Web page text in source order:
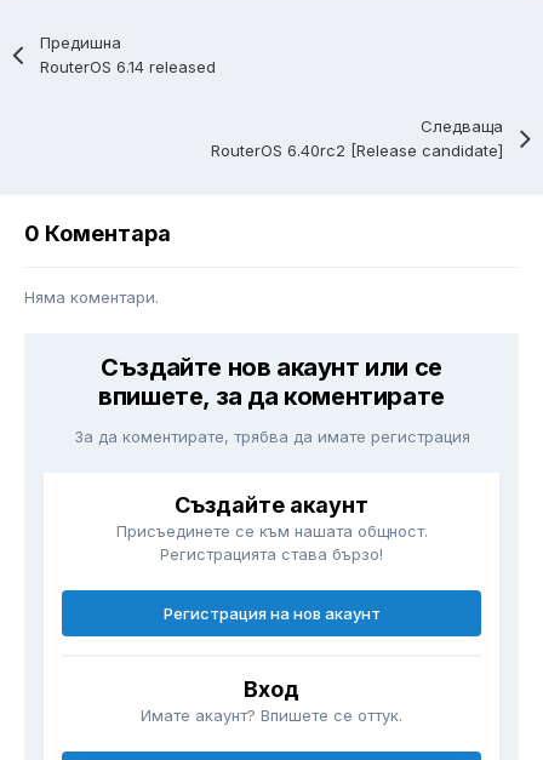
Предишна
RouterOS 6.14 released
Следваща
RouterOS 6.40rc2 [Release candidate]
0 Коментара
Няма коментари.
Създайте нов акаунт или се
впишете, за да коментирате
За да коментирате, трябва да имате регистрация
Създайте акаунт
Присъединете се към нашата общност.
Регистрацията става бързо!
Регистрация на нов акаунт
Вход
Имате акаунт? Впишете се оттук.